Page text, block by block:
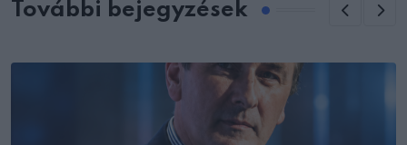
További bejegyzések